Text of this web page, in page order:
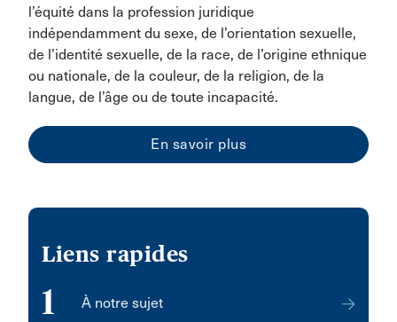
l’équité dans la profession juridique
indépendamment du sexe, de l’orientation sexuelle,
de l’identité sexuelle, de la race, de l’origine ethnique
ou nationale, de la couleur, de la religion, de la
langue, de l’âge ou de toute incapacité.
En savoir plus
Liens rapides
1 À notre sujet